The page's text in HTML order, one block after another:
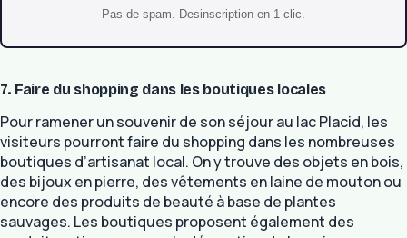
Pas de spam. Desinscription en 1 clic.
7. Faire du shopping dans les boutiques locales
Pour ramener un souvenir de son séjour au lac Placid, les
visiteurs pourront faire du shopping dans les nombreuses
boutiques d’artisanat local. On y trouve des objets en bois,
des bijoux en pierre, des vêtements en laine de mouton ou
encore des produits de beauté à base de plantes
sauvages. Les boutiques proposent également des